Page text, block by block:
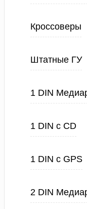
Кроссоверы
Штатные ГУ
1 DIN
1 DIN с CD
1 DIN с GPS
2 DIN